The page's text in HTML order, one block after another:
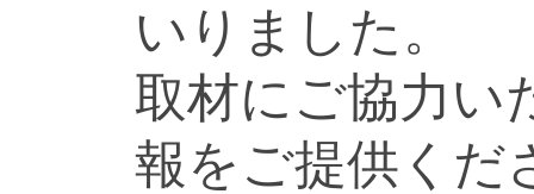
いりました。
取材にご協力い
報をご提供くだ